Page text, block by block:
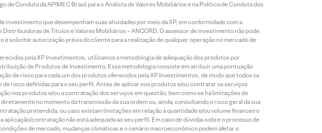
Conduta da APIMEC Brasil para o Analista de Valores Mobiliários e na Política de Conduta dos
que desempenham suas atividades por meio da XP, em conformidade com a
de Títulos e Valores Mobiliários – ANCORD. O assessor de investimento não pode
solicitar autorização prévia do cliente para a realização de qualquer operação no mercado de
pela XP Investimentos, utilizamos a metodologia de adequação dos produtos por
de Produtos de Investimento. Essa metodologia consiste em atribuir uma pontuação
de risco para cada um dos produtos oferecidos pela XP Investimentos, de modo que todos os
risco definidas para o seu perfil. Antes de aplicar nos produtos e/ou contratar os serviços
nos produtos e/ou a contratação dos serviços em questão, bem como se há limitações de
no momento da transmissão da sua ordem ou, ainda, consultando o risco geral da sua
pretendida, ou caso existam limitações em relação à quantidade e/ou volume financeiro
contratação não está adequada ao seu perfil. Em caso de dúvidas sobre o processo de
de mercado, mudanças climáticas e o cenário macroeconômico podem afetar o